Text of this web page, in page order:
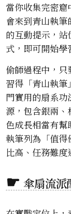
當你收集完密
會來到青山執
的互動提示，
式，即可開始學
偷師過程中，
習得「青山執
門實用的扇系
源，包含銀兩
色成長相當有幫
執筆列為「值
比高、任務難度
傘扇流派